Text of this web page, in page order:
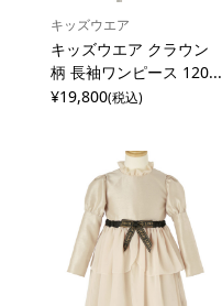
キッズウエア
キッズウエア クラウン
柄 長袖ワンピース 120...
¥19,800(税込)